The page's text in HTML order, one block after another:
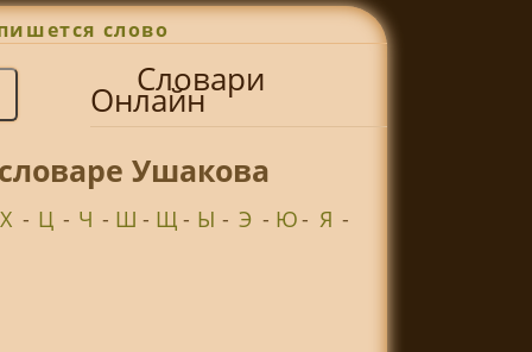
слово
Словари
Онлайн
Ушакова
Х - Ц - Ч - Ш - Щ- Ы - Э - Ю- Я -